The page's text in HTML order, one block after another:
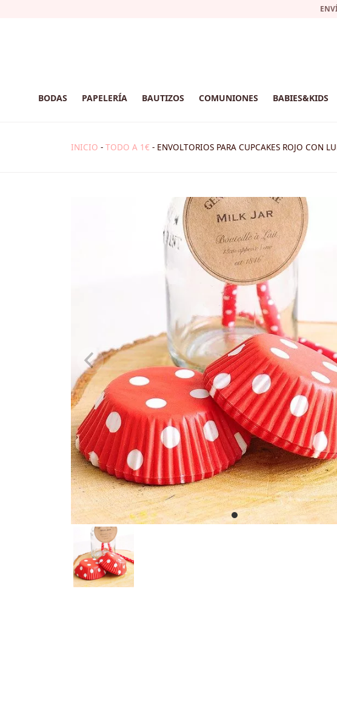
BODAS PAPELERÍA BAUTIZOS COMUNIONES BABIES&KIDS
INICIO - TODO A 1€ - ENVOLTORIOS PARA CUPCAKES ROJO CON